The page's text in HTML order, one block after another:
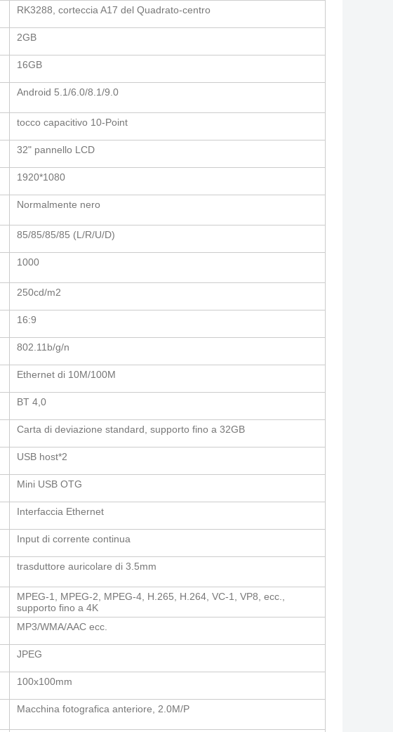
RK3288, corteccia A17 del Quadrato-centro
2GB
16GB
Android 5.1/6.0/8.1/9.0
tocco capacitivo 10-Point
32" pannello LCD
1920*1080
Normalmente nero
85/85/85/85 (L/R/U/D)
1000
250cd/m2
16:9
802.11b/g/n
Ethernet di 10M/100M
BT 4,0
Carta di deviazione standard, supporto fino a 32GB
USB host*2
Mini USB OTG
Interfaccia Ethernet
Input di corrente continua
trasduttore auricolare di 3.5mm
MPEG-1, MPEG-2, MPEG-4, H.265, H.264, VC-1, VP8, ecc.,
supporto fino a 4K
MP3/WMA/AAC ecc.
JPEG
100x100mm
Macchina fotografica anteriore, 2.0M/P